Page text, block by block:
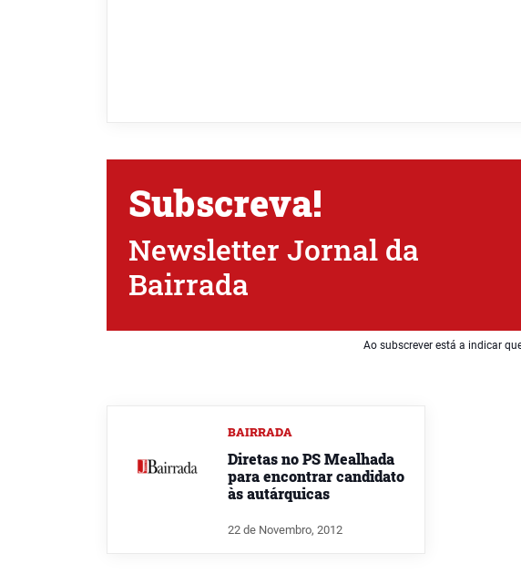
Subscreva!
Newsletter Jornal da
Bairrada
Ao subscrever está a indicar
BAIRRADA
Diretas no PS Mealhada
para encontrar candidato
às autárquicas
22 de Novembro, 2012